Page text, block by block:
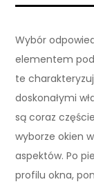
Wybór
elementem
te
doskonałymi
są coraz
wyborze okien
aspektów. Po
profilu okna,